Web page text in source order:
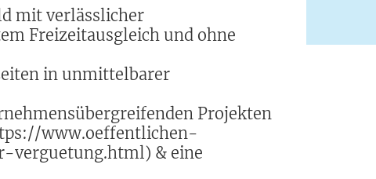
mit verlässlicher
Freizeitausgleich und ohne
in unmittelbarer
Projekten
www.oeffentlichen-
verguetung.html) & eine